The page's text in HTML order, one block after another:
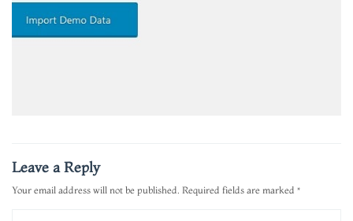
Leave a Reply
Your email address will not be published. Required fields are marked *